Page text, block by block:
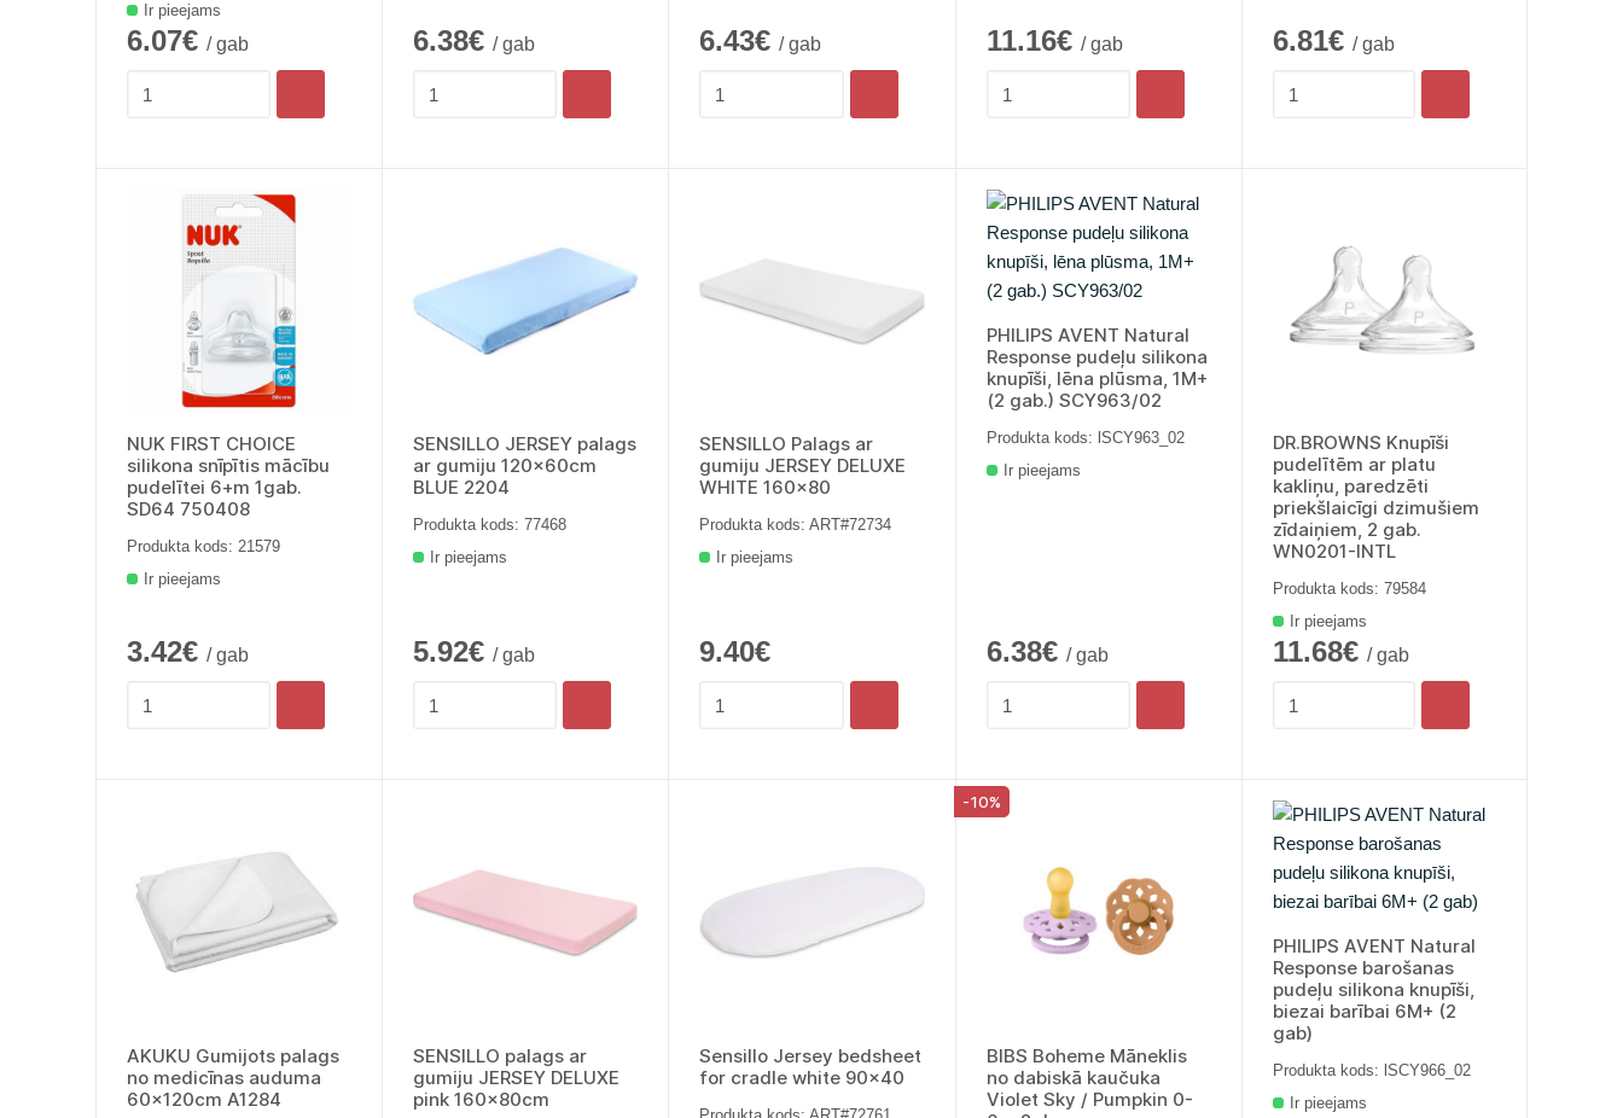
Ir pieejams
6.07€ / gab 6.38€ / gab 6.43€ / gab 11.16€ / gab 6.81€ / gab
NUK FIRST CHOICE
silikona snīpītis mācību
pudelītei 6+m 1gab.
SD64 750408
Produkta kods: 21579
Ir pieejams
3.42€ / gab
SENSILLO JERSEY palags
ar gumiju 120x60cm
BLUE 2204
Produkta kods: 77468
Ir pieejams
5.92€ / gab
SENSILLO Palags ar
gumiju JERSEY DELUXE
WHITE 160x80
Produkta kods: ART#72734
Ir pieejams
9.40€
PHILIPS AVENT Natural
Response pudeļu silikona
knupīši, lēna plūsma, 1M+
(2 gab.) SCY963/02
Produkta kods: lSCY963_02
Ir pieejams
6.38€ / gab
DR.BROWNS Knupīši
pudelītēm ar platu
kakliņu, paredzēti
priekšlaicīgi dzimušiem
zīdaiņiem, 2 gab.
WN0201-INTL
Produkta kods: 79584
Ir pieejams
11.68€ / gab
AKUKU Gumijots palags
no medicīnas auduma
60x120cm A1284
SENSILLO palags ar
gumiju JERSEY DELUXE
pink 160x80cm
Sensillo Jersey bedsheet
for cradle white 90x40
-10%
BIBS Boheme Māneklis
no dabiskā kaučuka
Violet Sky / Pumpkin 0-
PHILIPS AVENT Natural
Response barošanas
pudeļu silikona knupīši,
biezai barībai 6M+ (2
gab)
Produkta kods: lSCY966_02
Ir pieejams